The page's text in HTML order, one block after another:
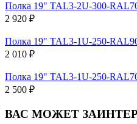
Полка 19" TAL3-2U-300-
2 920 ₽
Полка 19" TAL3-1U-250-
2 010 ₽
Полка 19" TAL3-1U-250-
2 500 ₽
ВАС МОЖЕТ